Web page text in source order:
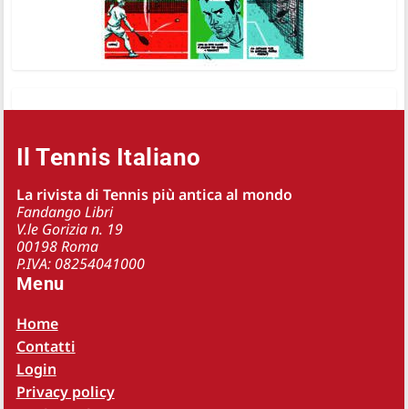
Il Tennis Italiano
La rivista di Tennis più antica al mondo
Fandango Libri
V.le Gorizia n. 19
00198 Roma
P.IVA: 08254041000
Menu
Home
Contatti
Login
Privacy policy